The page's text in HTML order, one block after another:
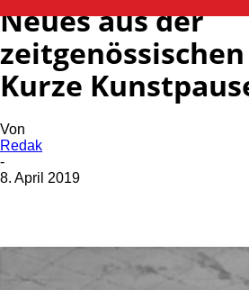
Neues aus der
Kurze
Von
Redak
-
8. April 2019